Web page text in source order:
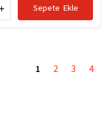
Sepete Ekle
1 2 3 4